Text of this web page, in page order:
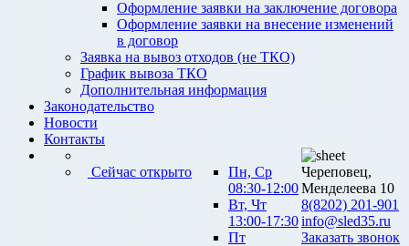
Оформление заявки на заключение договора
Оформление заявки на внесение изменений
в договор
Заявка на вывоз отходов (не ТКО)
График вывоза ТКО
Дополнительная информация
Законодательство
Новости
Контакты
Сейчас открыто
Пн, Ср
08:30-12:00
Вт, Чт
13:00-17:30
Пт
Череповец,
Менделеева 10
8(8202) 201-901
info@sled35.ru
Заказать звонок